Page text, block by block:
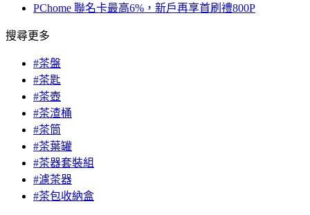
PChome 聯名卡最高6%，新戶再享首刷禮800P
搜尋更多
#茶盤
#茶匙
#茶壺
#茶渣桶
#茶筒
#茶葉罐
#茶器套裝組
#濾茶器
#茶包收納盒